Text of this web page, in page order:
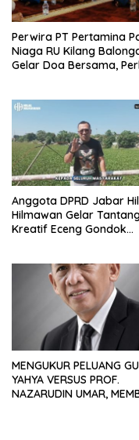
Perwira PT Pertamina
Niaga RU Kilang
Gelar Doa Bersama,
Anggota DPRD Jabar
Hilmawan Gelar
Kreatif Eceng Gondok
MENGUKUR PELUANG
YAHYA VERSUS PROF.
NAZARUDIN UMAR,